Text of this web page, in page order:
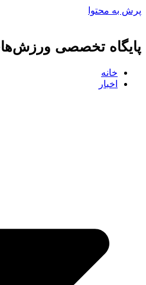
پرش به محتوا
پایگاه تخصصی
خانه
اخبار